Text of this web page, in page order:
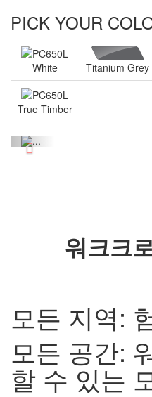
PICK YOUR
White Titanium Grey
True Timber
Previous
워크크
모든 지역:
모든 공간:
할 수 있는